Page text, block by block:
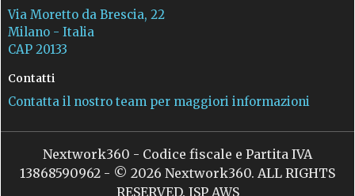
Via Moretto da Brescia, 22
Milano - Italia
CAP 20133
Contatti
Contatta il nostro team per maggiori informazioni
Nextwork360 - Codice fiscale e Partita IVA
13868590962 - © 2026 Nextwork360. ALL RIGHTS
RESERVED. ISP AWS